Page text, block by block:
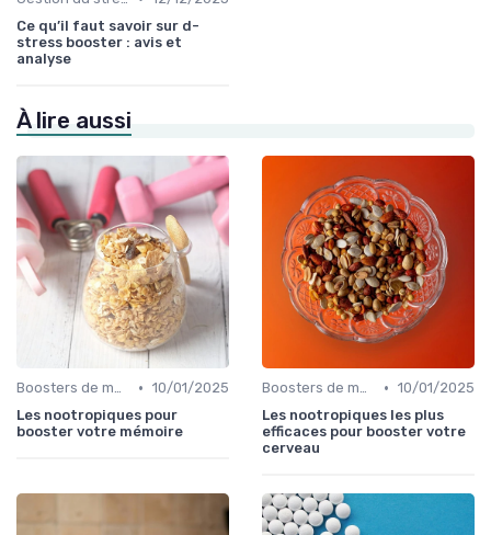
Ce qu’il faut savoir sur d-
stress booster : avis et
analyse
À lire aussi
Boosters de mémoire • 10/01/2025
Les nootropiques pour
booster votre mémoire
Boosters de mémoire • 10/01/2025
Les nootropiques les plus
efficaces pour booster votre
cerveau